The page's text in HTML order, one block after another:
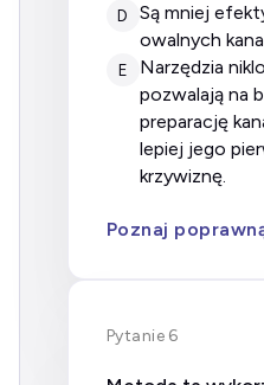
D
są mniej efektywne w szerokich,
owalnych
E
narzędzia niklowo-tytanowe
pozwalają na
preparację
lepiej jego
krzywiznę.
Poznaj
Pytanie 6